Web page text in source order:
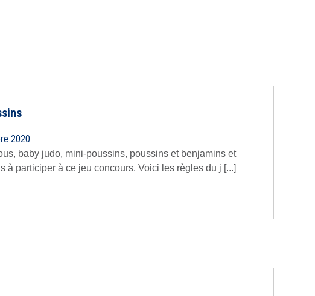
2020
baby judo, mini-poussins, poussins et benjamins et
à participer à ce jeu concours. Voici les règles du j [...]